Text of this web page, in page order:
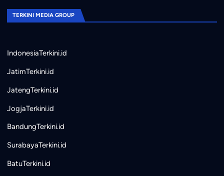
TERKINI MEDIA GROUP
IndonesiaTerkini.id
JatimTerkini.id
JatengTerkini.id
JogjaTerkini.id
BandungTerkini.id
SurabayaTerkini.id
BatuTerkini.id